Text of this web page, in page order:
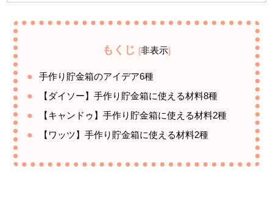
もくじ [非表示]
手作り貯金箱のアイデア6種
【ダイソー】手作り貯金箱に使える材料8種
【キャンドゥ】手作り貯金箱に使える材料2種
【ワッツ】手作り貯金箱に使える材料2種